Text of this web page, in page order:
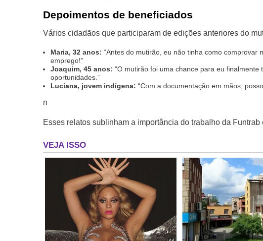
Depoimentos de beneficiados
Vários cidadãos que participaram de edições anteriores do
Maria, 32 anos: “Antes do mutirão, eu não tinha como comprovar
emprego!”
Joaquim, 45 anos: “O mutirão foi uma chance para eu
oportunidades.”
Luciana, jovem indígena: “Com a documentação em mãos,
n
Esses relatos sublinham a importância do trabalho da